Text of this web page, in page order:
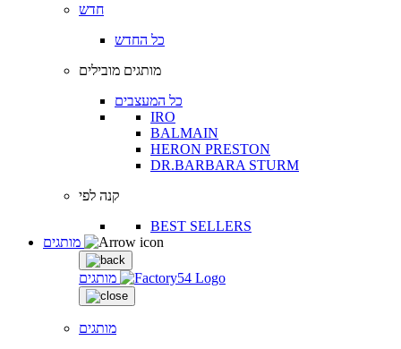
חדש
כל החדש
מותגים מובילים
כל המעצבים
IRO
BALMAIN
HERON PRESTON
DR.BARBARA STURM
קנה לפי
BEST SELLERS
מותגים
מותגים